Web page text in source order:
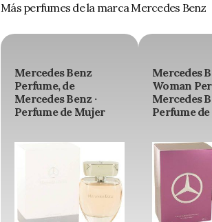
Más perfumes de la marca Mercedes Benz
Mercedes Benz
Perfume, de
Mercedes Benz ·
Perfume de Mujer
Mercedes
Woman
Mercedes
Perfume